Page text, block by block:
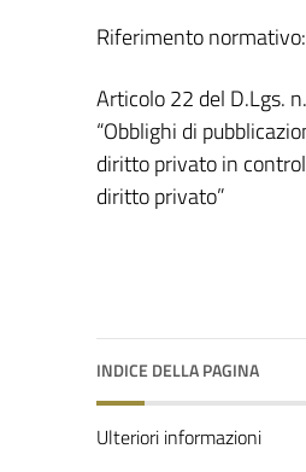
Riferimento normativo:
Articolo 22 del D.Lgs.
“Obblighi di
diritto privato in
diritto privato”
INDICE DELLA PAGINA
Ulteriori informazioni